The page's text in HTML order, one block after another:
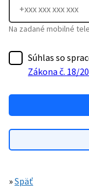
Na zadané mobilné
Súhlas so
Zákona č. 18/
»Späť